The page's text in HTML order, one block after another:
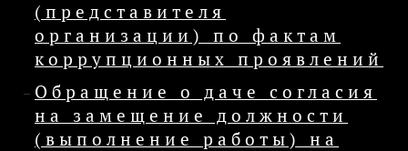
(представителя
организации) по фактам
коррупционных проявлений
Обращение о даче согласия
на замещение должности
(выполнение работы) на